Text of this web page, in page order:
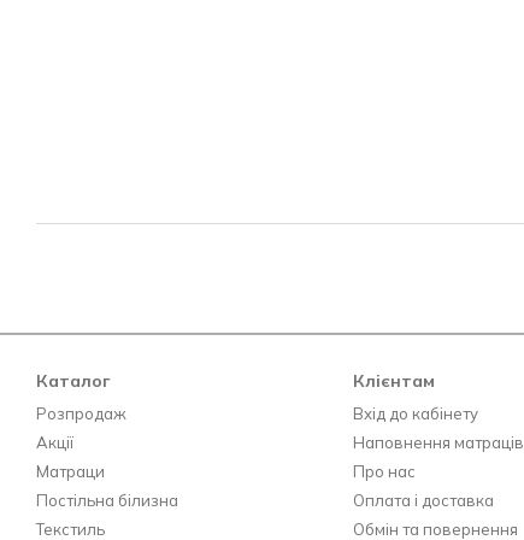
Каталог
Розпродаж
Акції
Матраци
Постільна білизна
Текстиль
Клієнтам
Вхід до кабінету
Наповнення матраців
Про нас
Оплата і доставка
Обмін та повернення